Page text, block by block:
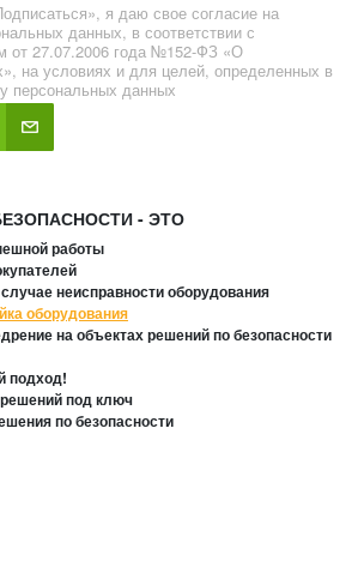
я даю свое согласие на
данных, в соответствии с
от 27.07.2006 года №152-ФЗ «О
на условиях и для целей, определенных в
персональных данных
- ЭТО
работы
неисправности оборудования
оборудования
на объектах решений по безопасности
подход!
под ключ
по безопасности